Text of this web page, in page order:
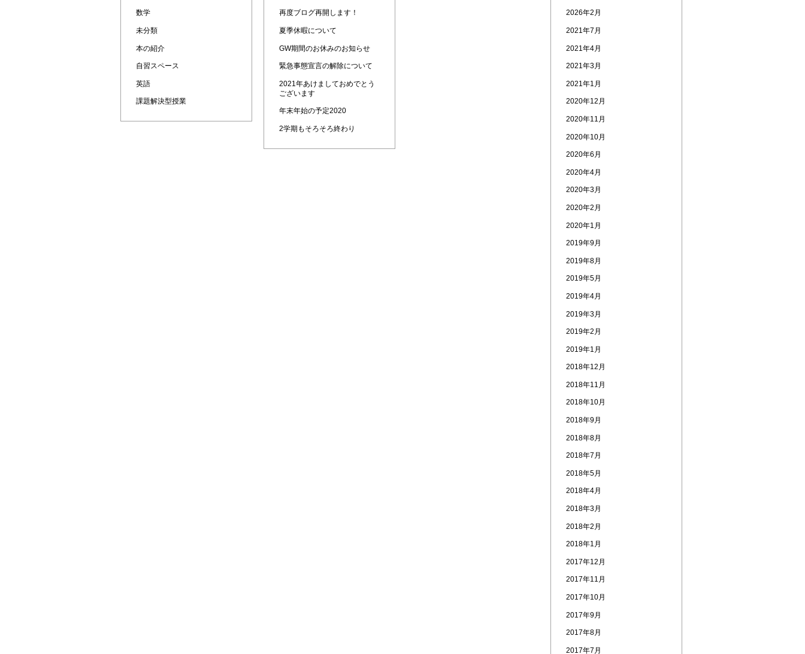
数学
未分類
本の紹介
自習スペース
英語
課題解決型授業
再度ブログ再開します！
夏季休暇について
GW期間のお休みのお知らせ
緊急事態宣言の解除について
2021年あけましておめでとう
ございます
年末年始の予定2020
2学期もそろそろ終わり
2026年2月
2021年7月
2021年4月
2021年3月
2021年1月
2020年12月
2020年11月
2020年10月
2020年6月
2020年4月
2020年3月
2020年2月
2020年1月
2019年9月
2019年8月
2019年5月
2019年4月
2019年3月
2019年2月
2019年1月
2018年12月
2018年11月
2018年10月
2018年9月
2018年8月
2018年7月
2018年5月
2018年4月
2018年3月
2018年2月
2018年1月
2017年12月
2017年11月
2017年10月
2017年9月
2017年8月
2017年7月